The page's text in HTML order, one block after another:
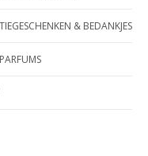
& BEDANKJES